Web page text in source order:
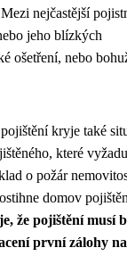
nejčastější
jeho blízkých
ošetření, nebo
kryje také
které
o požár
domov
že pojištění musí
první zálohy na